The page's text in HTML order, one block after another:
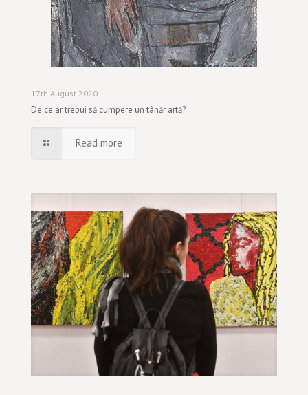
17th August 2020
De ce ar trebui să cumpere un tânăr artă?
Read more